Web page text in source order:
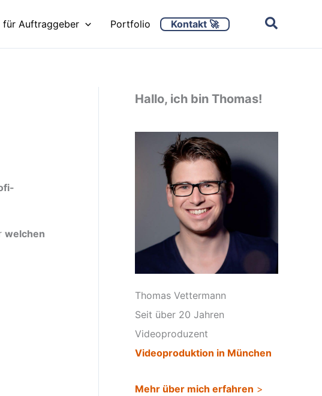
für Auftraggeber Portfolio Kontakt 🚀
welchen
Hallo, ich bin Thomas!
Thomas Vettermann
Seit über 20 Jahren
Videoproduzent
Videoproduktion in München
Mehr über mich erfahren >